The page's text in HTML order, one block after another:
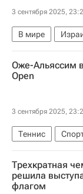
3 сентября 2025,
В мире
Польша
Оже-Альяссим
Open
3 сентября 2025,
Теннис
Открытый
Феликс Оже-
Алекс де Минаур
Трехкратная
решила
флагом